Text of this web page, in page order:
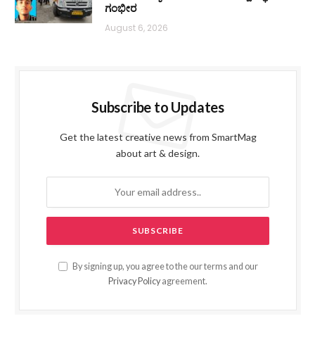
ಗಂಭೀರ
August 6, 2026
Subscribe to Updates
Get the latest creative news from SmartMag
about art & design.
By signing up, you agree to the our terms and our
Privacy Policy agreement.